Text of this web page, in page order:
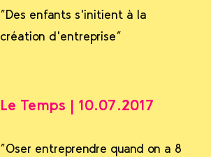
"Des enfants s'initient à la
création d'entreprise"
Le Temps | 10.07.2017
"Oser entreprendre quand on a 8